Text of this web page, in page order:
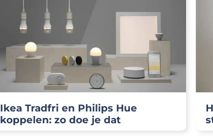
Ikea Tradfri en Philips Hue
koppelen: zo doe je dat